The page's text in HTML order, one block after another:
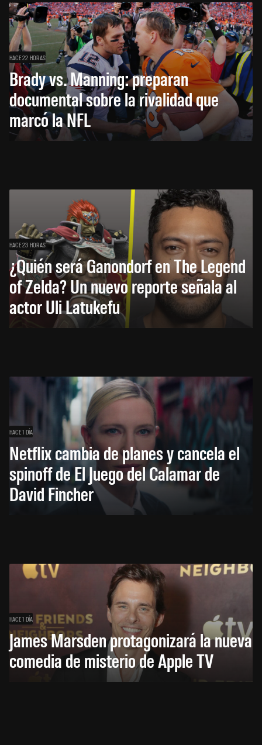
HACE 22 HORAS
Brady vs. Manning: preparan
documental sobre la rivalidad que
marcó la NFL
HACE 23 HORAS
¿Quién será Ganondorf en The Legend
of Zelda? Un nuevo reporte señala al
actor Uli Latukefu
HACE 1 DÍA
Netflix cambia de planes y cancela el
spinoff de El Juego del Calamar de
David Fincher
HACE 1 DÍA
James Marsden protagonizará la nueva
comedia de misterio de Apple TV